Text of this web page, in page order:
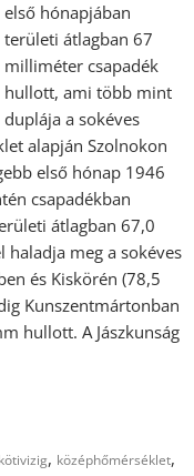
első hónapjában
területi átlagban 67
milliméter csapadék
hullott, ami több mint
duplája a sokéves
alapján Szolnokon
első hónap 1946
csapadékban
átlagban 67,0
meg a sokéves
és Kiskörén (78,5
Kunszentmártonban
hullott. A Jászkunság
kötivizig, középhőmérséklet,